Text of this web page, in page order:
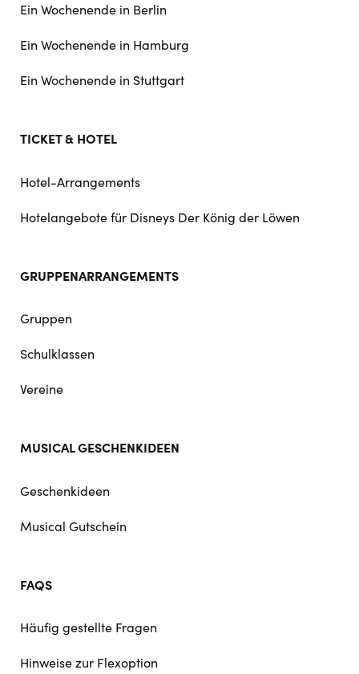
Ein Wochenende in Berlin
Ein Wochenende in Hamburg
Ein Wochenende in Stuttgart
TICKET & HOTEL
Hotel-Arrangements
Hotelangebote für Disneys Der König der Löwen
GRUPPENARRANGEMENTS
Gruppen
Schulklassen
Vereine
MUSICAL GESCHENKIDEEN
Geschenkideen
Musical Gutschein
FAQS
Häufig gestellte Fragen
Hinweise zur Flexoption